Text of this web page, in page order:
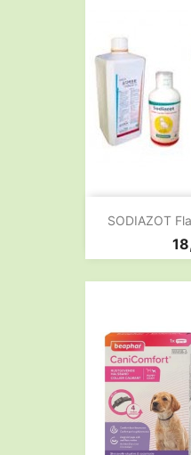
SODIAZOT